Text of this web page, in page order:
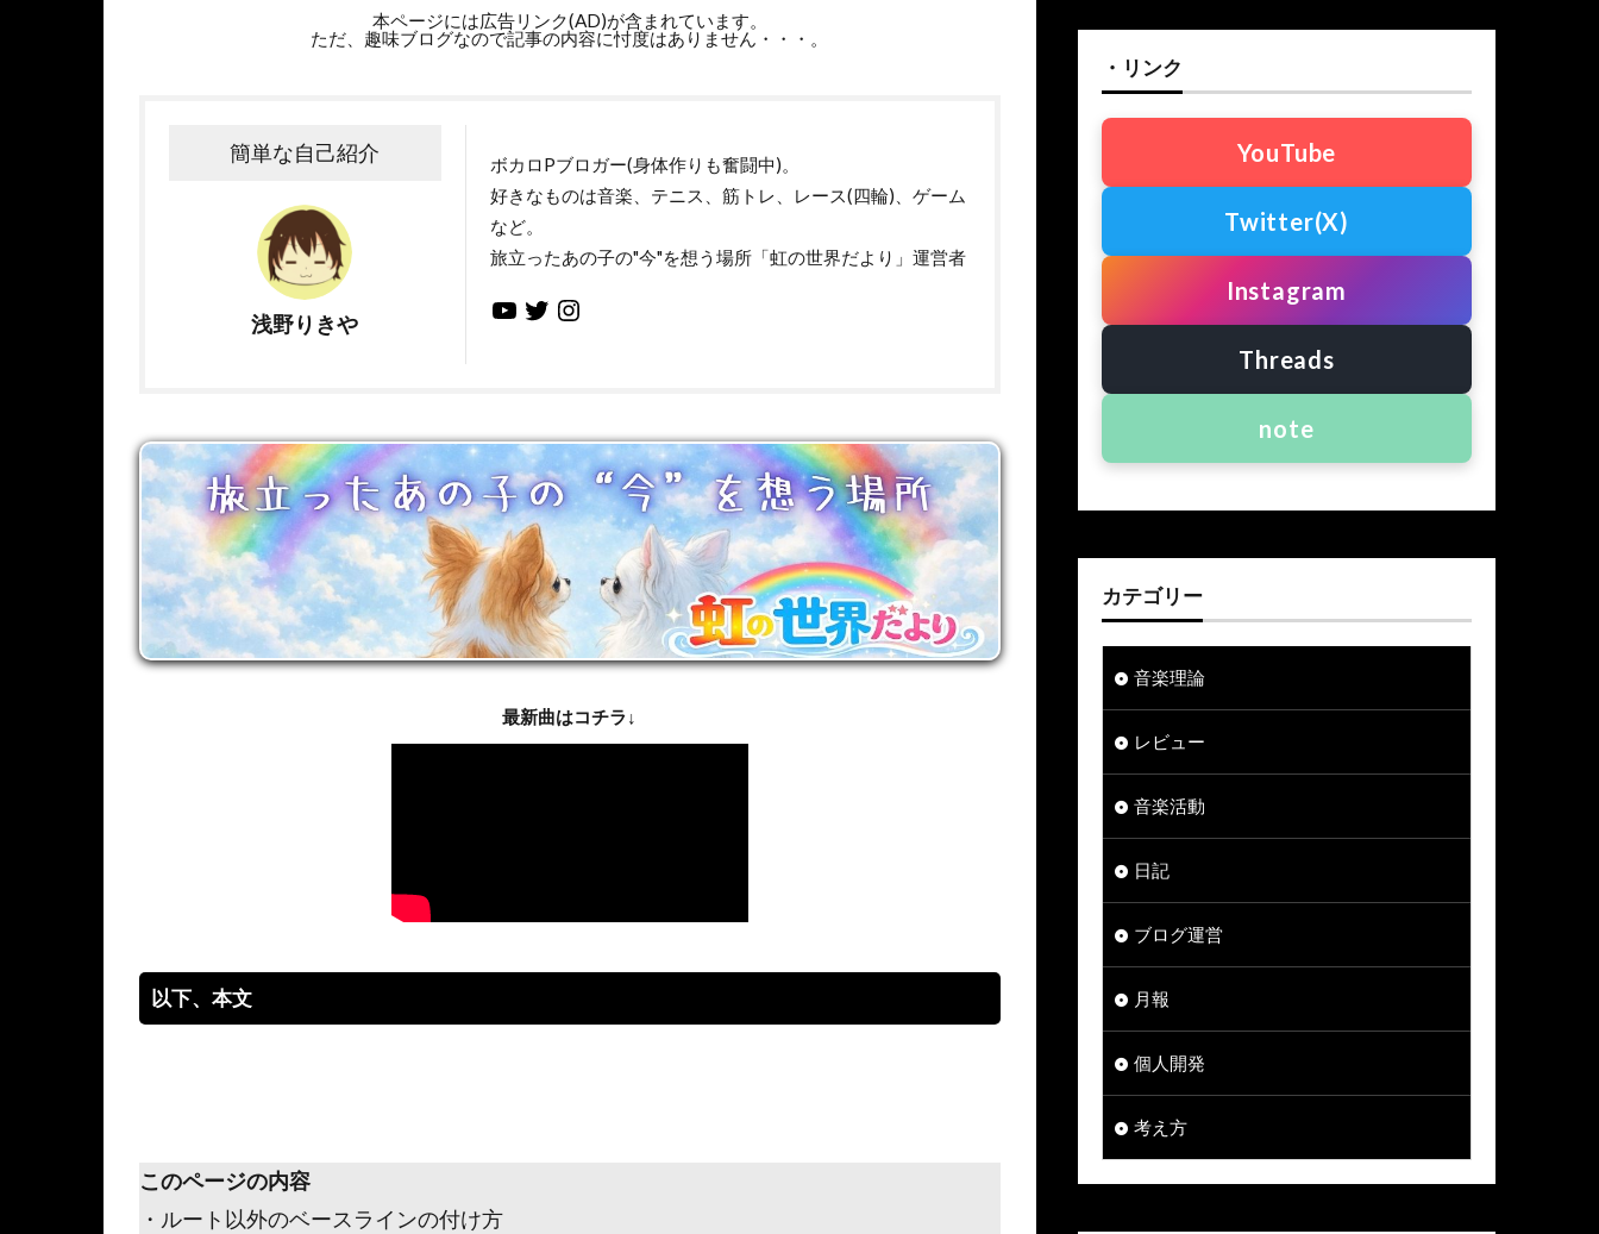
本ページには広告リンク(AD)が含まれています。
ただ、趣味ブログなので記事の内容に忖度はありません・・・。
簡単な自己紹介
浅野りきや
ボカロPブロガー(身体作りも奮闘中)。
好きなものは音楽、テニス、筋トレ、レース(四輪)、ゲーム
など。
旅立ったあの子の"今"を想う場所「虹の世界だより」運営者
最新曲はコチラ↓
以下、本文
このページの内容
・ルート以外のベースラインの付け方
・リンク
YouTube
Twitter(X)
Instagram
Threads
note
カテゴリー
音楽理論
レビュー
音楽活動
日記
ブログ運営
月報
個人開発
考え方